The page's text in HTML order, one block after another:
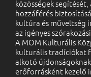
közösségek
hozzáférés
kultúra és
az igényes
A MOM Kulturális
kulturális tradíciókat
alkotó
erőforrásként kezelő